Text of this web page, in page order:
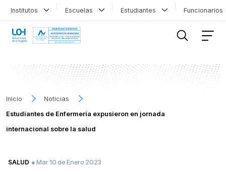
Institutos Escuelas Estudiantes
Inicio
Noticias
Estudiantes de Enfermería expusieron en jornada
internacional sobre la salud
SALUD ● Mar 10 de Enero 2023